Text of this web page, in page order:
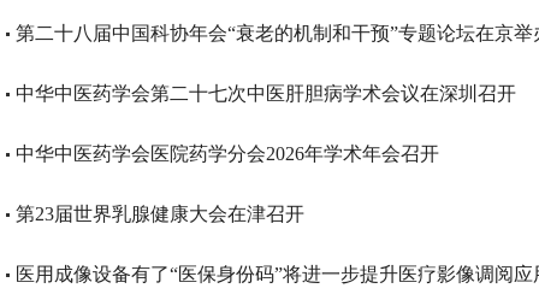
第二十八届中国科协年会“衰老的机制和干预”专题论坛在京举
中华中医药学会第二十七次中医肝胆病学术会议在深圳召开
中华中医药学会医院药学分会2026年学术年会召开
第23届世界乳腺健康大会在津召开
医用成像设备有了“医保身份码”将进一步提升医疗影像调阅应